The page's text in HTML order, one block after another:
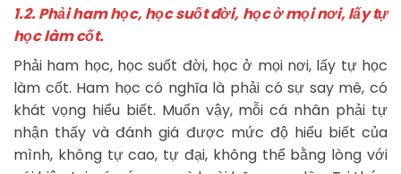
1.2. Phải ham học, học suốt đời, học ở mọi nơi, lấy tự
học làm cốt.
Phải ham học, học suốt đời, học ở mọi nơi, lấy tự học
làm cốt. Ham học có nghĩa là phải có sự say mê, có
khát vọng hiểu biết. Muốn vậy, mỗi cá nhân phải tự
nhận thấy và đánh giá được mức độ hiểu biết của
mình, không tự cao, tự đại, không thể bằng lòng với